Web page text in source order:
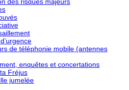
de téléphonie mobile (antennes
enquêtes et concertations
Fréjus
jumelée